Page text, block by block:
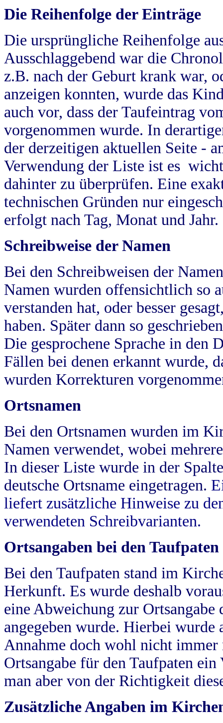
Die Reihenfolge der Einträge
Die ursprüngliche Reihenfolge
Ausschlaggebend war die
z.B. nach der Geburt krank war,
anzeigen konnten, wurde das
auch vor, dass der Taufeintrag
vorgenommen wurde. In
der derzeitigen aktuellen Seite -
Verwendung der Liste ist es
dahinter zu überprüfen. Eine
technischen Gründen nur
erfolgt nach Tag, Monat und Jahr.
Schreibweise der Namen
Bei den Schreibweisen der
Namen wurden offensichtlich so
verstanden hat, oder besser
haben. Später dann so
Die gesprochene Sprache in
Fällen bei denen erkannt wurde,
wurden Korrekturen
Ortsnamen
Bei den Ortsnamen wurden im
Namen verwendet, wobei
In dieser Liste wurde in der
deutsche Ortsname eingetragen.
liefert zusätzliche Hinweise zu
verwendeten Schreibvarianten.
Ortsangaben bei den Taufpaten
Bei den Taufpaten stand im
Herkunft. Es wurde deshalb
eine Abweichung zur
angegeben wurde. Hierbei wurde
Annahme doch wohl nicht
Ortsangabe für den Taufpaten
man aber von der Richtigkeit
Zusätzliche Angaben im